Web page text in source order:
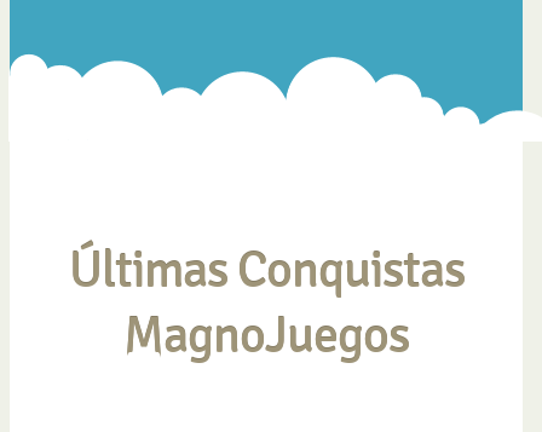
Últimas Conquistas
MagnoJuegos